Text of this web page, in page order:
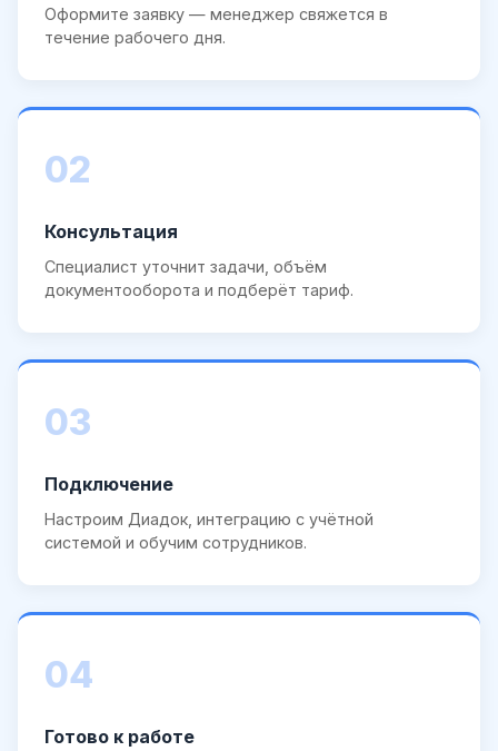
Оформите заявку — менеджер свяжется в
течение рабочего дня.
02
Консультация
Специалист уточнит задачи, объём
документооборота и подберёт тариф.
03
Подключение
Настроим Диадок, интеграцию с учётной
системой и обучим сотрудников.
04
Готово к работе